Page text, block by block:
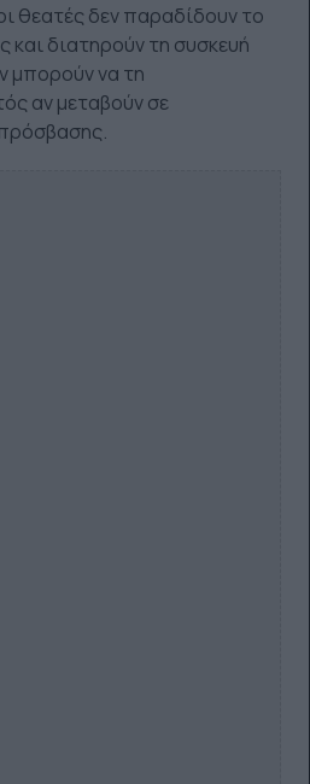
θεατές δεν παραδίδουν το
και διατηρούν τη συσκευή
μπορούν να τη
αν μεταβούν σε